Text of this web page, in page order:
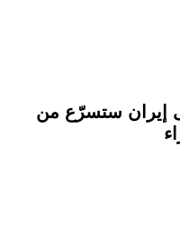
إيران ستسرّع من